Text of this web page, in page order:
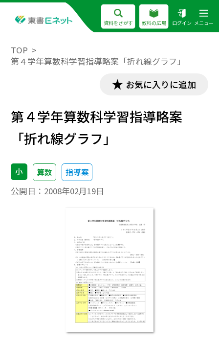
資料をさがす 教科の広場 ログイン メニュー
TOP
第４学年算数科学習指導略案「折れ線グラフ」
お気に入りに追加
第４学年算数科学習指導略案
「折れ線グラフ」
小 算数 指導案
公開日： 2008年02月19日